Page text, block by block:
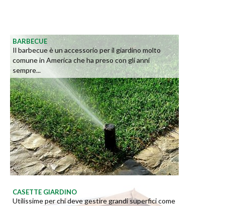
BARBECUE
Il barbecue è un accessorio per il giardino molto
comune in America che ha preso con gli anni
sempre...
CASETTE GIARDINO
Utilissime per chi deve gestire grandi superfici come